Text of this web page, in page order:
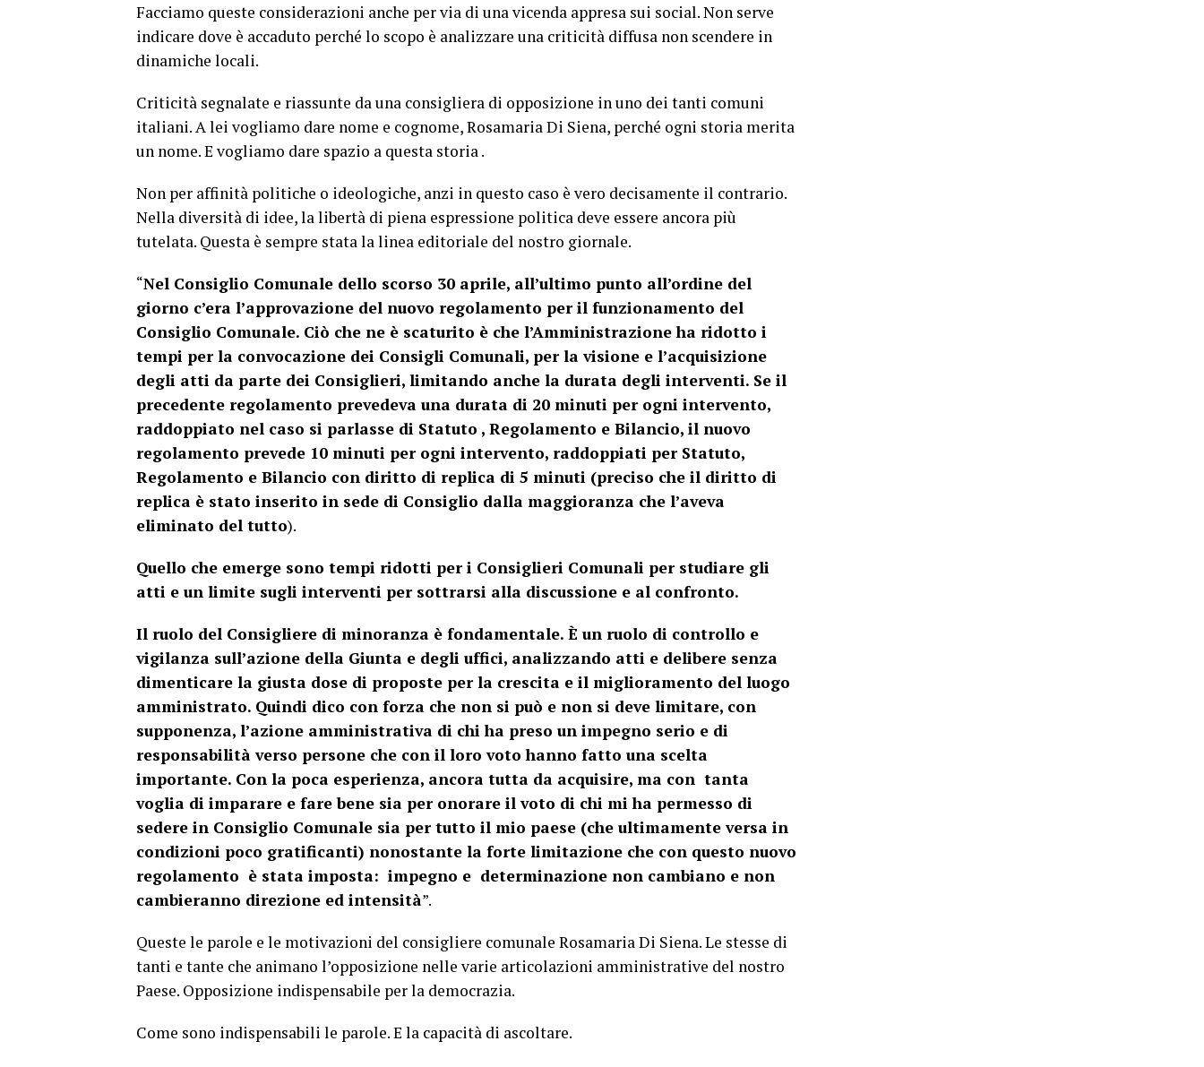
Facciamo queste considerazioni anche per via di una vicenda appresa sui social. Non serve
indicare dove è accaduto perché lo scopo è analizzare una criticità diffusa non scendere in
dinamiche locali.
Criticità segnalate e riassunte da una consigliera di opposizione in uno dei tanti comuni
italiani. A lei vogliamo dare nome e cognome, Rosamaria Di Siena, perché ogni storia merita
un nome. E vogliamo dare spazio a questa storia .
Non per affinità politiche o ideologiche, anzi in questo caso è vero decisamente il contrario.
Nella diversità di idee, la libertà di piena espressione politica deve essere ancora più
tutelata. Questa è sempre stata la linea editoriale del nostro giornale.
“Nel Consiglio Comunale dello scorso 30 aprile, all’ultimo punto all’ordine del
giorno c’era l’approvazione del nuovo regolamento per il funzionamento del
Consiglio Comunale. Ciò che ne è scaturito è che l’Amministrazione ha ridotto i
tempi per la convocazione dei Consigli Comunali, per la visione e l’acquisizione
degli atti da parte dei Consiglieri, limitando anche la durata degli interventi. Se il
precedente regolamento prevedeva una durata di 20 minuti per ogni intervento,
raddoppiato nel caso si parlasse di Statuto , Regolamento e Bilancio, il nuovo
regolamento prevede 10 minuti per ogni intervento, raddoppiati per Statuto,
Regolamento e Bilancio con diritto di replica di 5 minuti (preciso che il diritto di
replica è stato inserito in sede di Consiglio dalla maggioranza che l’aveva
eliminato del tutto).
Quello che emerge sono tempi ridotti per i Consiglieri Comunali per studiare gli
atti e un limite sugli interventi per sottrarsi alla discussione e al confronto.
Il ruolo del Consigliere di minoranza è fondamentale. È un ruolo di controllo e
vigilanza sull’azione della Giunta e degli uffici, analizzando atti e delibere senza
dimenticare la giusta dose di proposte per la crescita e il miglioramento del luogo
amministrato. Quindi dico con forza che non si può e non si deve limitare, con
supponenza, l’azione amministrativa di chi ha preso un impegno serio e di
responsabilità verso persone che con il loro voto hanno fatto una scelta
importante. Con la poca esperienza, ancora tutta da acquisire, ma con tanta
voglia di imparare e fare bene sia per onorare il voto di chi mi ha permesso di
sedere in Consiglio Comunale sia per tutto il mio paese (che ultimamente versa in
condizioni poco gratificanti) nonostante la forte limitazione che con questo nuovo
regolamento è stata imposta: impegno e determinazione non cambiano e non
cambieranno direzione ed intensità”.
Queste le parole e le motivazioni del consigliere comunale Rosamaria Di Siena. Le stesse di
tanti e tante che animano l’opposizione nelle varie articolazioni amministrative del nostro
Paese. Opposizione indispensabile per la democrazia.
Come sono indispensabili le parole. E la capacità di ascoltare.